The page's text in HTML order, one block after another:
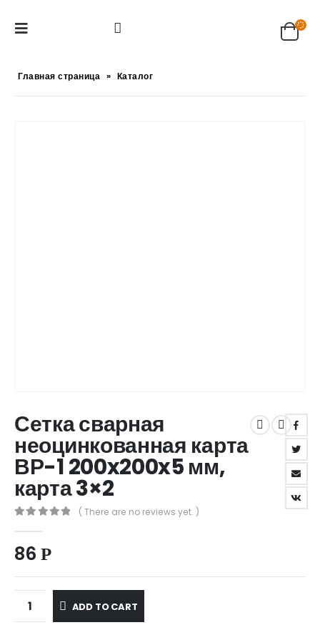
Главная страница » Каталог
Сетка сварная
неоцинкованная карта
ВР-1 200x200x5 мм,
карта 3×2
( There are no reviews yet. )
86 Р
ADD TO CART